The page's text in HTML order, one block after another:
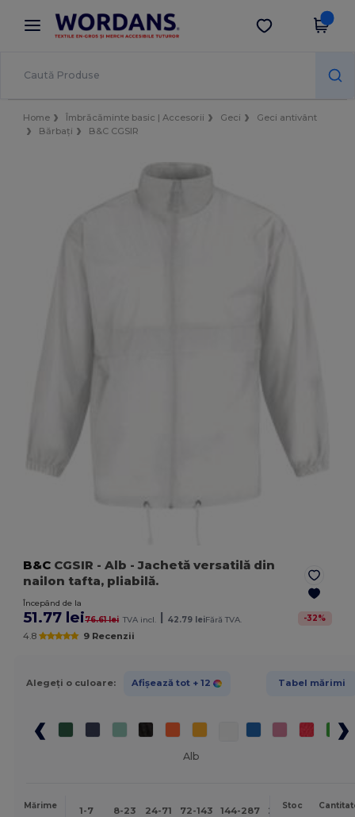
× Aplicația Wordans
Prețuri mai bune în aplicație!
Descarcă app
Home Îmbrăcăminte basic | Accesorii Geci
Geci antivânt
Bărbați
B&C CGSIR
B&C CGSIR - Alb - Jachetă versatilă din
nailon tafta, pliabilă.
Începând de la
51.77 lei76.61 lei TVA incl. | 42.79 leiFără TVA. -32%
4.8 9 Recenzii
Alegeți o culoare: Afișează tot + 12 Tabel mărimi
Alb
Mărime 1-7 8-23 24-71 72-143 144-287 288 +
Mai
Stoc